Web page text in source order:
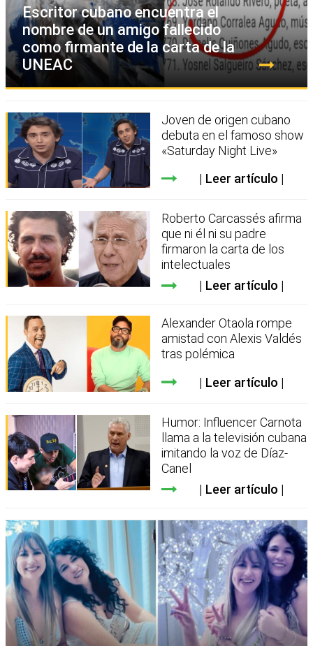
Escritor cubano encuentra el
nombre de un amigo fallecido
como firmante de la carta de la
UNEAC
Joven de origen cubano
debuta en el famoso show
«Saturday Night Live»
Leer artículo
Roberto Carcassés afirma
que ni él ni su padre
firmaron la carta de los
intelectuales
Leer artículo
Alexander Otaola rompe
amistad con Alexis Valdés
tras polémica
Leer artículo
Humor: Influencer Carnota
llama a la televisión cubana
imitando la voz de Díaz-
Canel
Leer artículo